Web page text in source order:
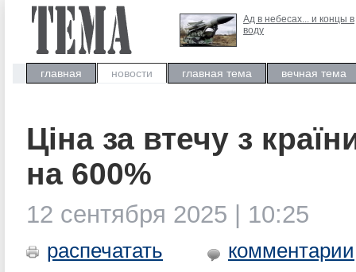
Ад в небесах... и концы в
воду
главная новости главная тема вечная тема
Ціна за втечу з
на 600%
12 сентября 2025 | 10:25
распечатать комментарии